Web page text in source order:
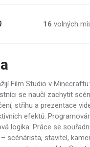
16 volných
Film Studio v
se naučí zachytit
střihu a prezentace
efektů.
logika: Práce se
scénárista, stavitel,